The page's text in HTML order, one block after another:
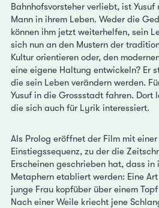
Bahnhofsvorsteher verliebt, ist
Mann in ihrem Leben. Weder die
können ihm jetzt weiterhelfen, sein
sich nun an den Mustern der
Kultur orientieren oder, den
eine eigene Haltung entwickeln? Er
die sein Leben verändern werden.
Yusuf in die Grossstadt fahren. Dort
die sich auch für Lyrik interessiert.
Als Prolog eröffnet der Film mit
Einstiegssequenz, zu der die
Erscheinen geschrieben hat, dass in
Metaphern etabliert werden: Eine
junge Frau kopfüber über einem
Nach einer Weile kriecht jene